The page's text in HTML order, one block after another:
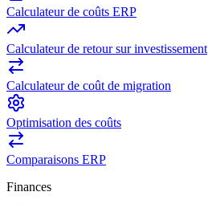
Calculateur de coûts ERP
Calculateur de retour sur investissement
Calculateur de coût de migration
Optimisation des coûts
Comparaisons ERP
Finances